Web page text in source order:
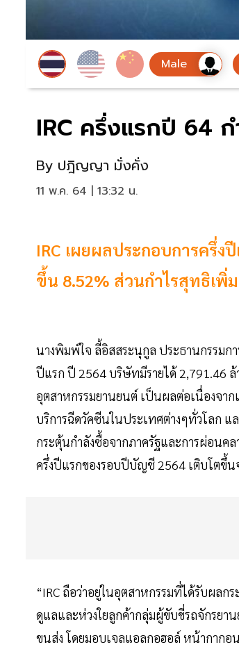
IRC ครึ่งแรกปี 64
By ปฎิญญา มั่งคั่ง
11 พ.ค. 64 | 13:32 น.
IRC เผยผลประกอบการครึ่
ขึ้น 8.52% ส่วนกำไรสุทธิเพิ่
นางพิมพ์ใจ ลี้อิสสระนุกูล ประธานกรรมก
ปีแรก ปี 2564 บริษัทมีรายได้ 2,791.46
อุตสาหกรรมยานยนต์ เป็นผลต่อเนื่องจา
บริการฉีดวัคซีนในประเทศต่างๆทั่วโลก แ
กระตุ้นกำลังซื้อจากภาครัฐและการผ่อนค
ครึ่งปีแรกของรอบปีบัญชี 2564 เติบโตขึ้
“IRC ถือว่าอยู่ในอุตสาหกรรมที่ได้รับผลก
ดูแลและห่วงใยลูกค้ากลุ่มผู้ขับขี่รถจักรยา
ขนส่ง โดยมอบเจลแอลกอฮอล์ หน้ากากอ